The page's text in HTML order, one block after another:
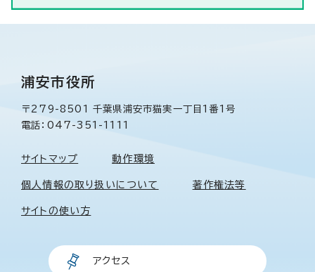
浦安市役所
〒279-8501 千葉県浦安市猫実一丁目1番1号
電話：047-351-1111
サイトマップ 動作環境
個人情報の取り扱いについて 著作権法等
サイトの使い方
アクセス